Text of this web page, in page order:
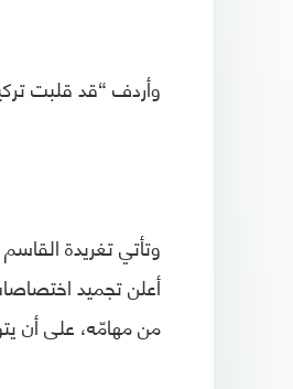
وأردف “قد قلبت
أعلن تجميد
من مهامّه، على أن